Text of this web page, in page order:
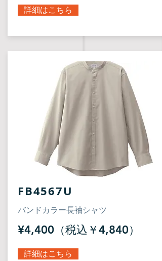
詳細はこちら
FB4567U
バンドカラー長袖シャツ
¥4,400（税込￥4,840）
詳細はこちら